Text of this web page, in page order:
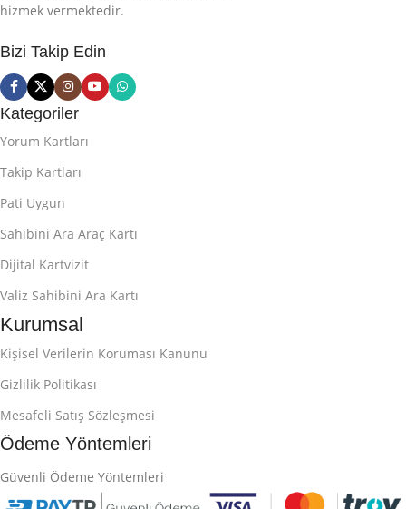
hizmek vermektedir.
Bizi Takip Edin
Kategoriler
Yorum Kartları
Takip Kartları
Pati Uygun
Sahibini Ara Araç Kartı
Dijital Kartvizit
Valiz Sahibini Ara Kartı
Kurumsal
Kişisel Verilerin Koruması Kanunu
Gizlilik Politikası
Mesafeli Satış Sözleşmesi
Ödeme Yöntemleri
Güvenli Ödeme Yöntemleri